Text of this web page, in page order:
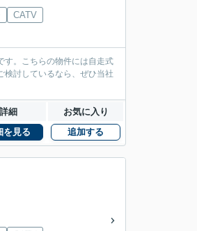
CATV
す。こちらの物件には自走式
検討しているなら、ぜひ当社
詳細 お気に入り
を見る 追加する